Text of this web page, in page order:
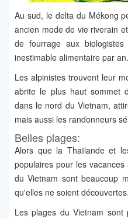
Au sud, le delta du Mékong
ancien mode de vie riverain
de fourrage aux
inestimable alimentaire par an.
Les alpinistes trouvent leur
abrite le plus haut sommet
dans le nord du Vietnam,
mais aussi les randonneurs
Belles plages:
Alors que la Thaïlande et
populaires pour les
du Vietnam sont beaucoup
qu'elles ne soient découvertes.
Les plages du Vietnam